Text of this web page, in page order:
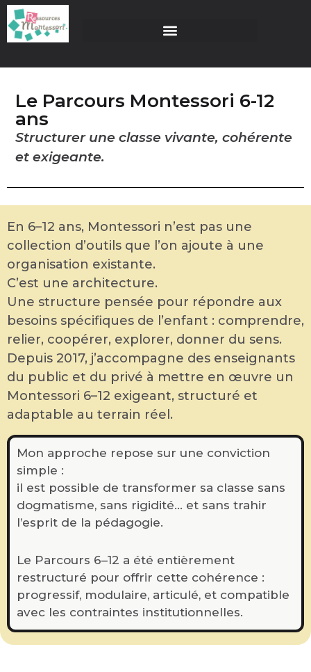
Le Parcours Montessori 6-12
ans
Structurer une classe vivante, cohérente
et exigeante.
En 6–12 ans, Montessori n’est pas une
collection d’outils que l’on ajoute à une
organisation existante.
C’est une architecture.
Une structure pensée pour répondre aux
besoins spécifiques de l’enfant : comprendre,
relier, coopérer, explorer, donner du sens.
Depuis 2017, j’accompagne des enseignants
du public et du privé à mettre en œuvre un
Montessori 6–12 exigeant, structuré et
adaptable au terrain réel.
Mon approche repose sur une conviction
simple :
il est possible de transformer sa classe sans
dogmatisme, sans rigidité… et sans trahir
l’esprit de la pédagogie.
Le Parcours 6–12 a été entièrement
restructuré pour offrir cette cohérence :
progressif, modulaire, articulé, et compatible
avec les contraintes institutionnelles.